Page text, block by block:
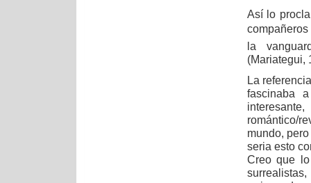
Así lo
compañeros
la
(Mariategui,
La
fascinaba
romántico/
mundo,
seria esto
Creo que